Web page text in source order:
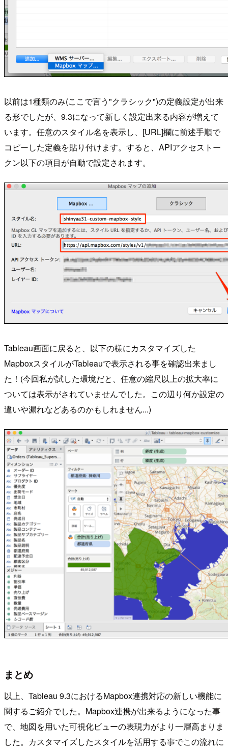
以前は1種類のみ(ここで言う"クラシック")の定義設定が出来
る形でしたが、9.3になって新しく設定出来る内容が増えて
います。任意のスタイル名を表示し、[URL]欄に前述手順で
コピーした定義を貼り付けます。すると、APIアクセストー
クン以下の項目が自動で設定されます。
Tableau画面に戻ると、以下の様にカスタマイズした
MapboxスタイルがTableauで表示される事を確認出来まし
た！(今回私が試した環境だと、任意の縮尺以上の拡大率に
ついては表示がされていませんでした。この辺り何か設定の
違いや漏れなどあるのかもしれません...)
まとめ
以上、Tableau 9.3におけるMapbox連携対応の新しい機能に
関するご紹介でした。Mapbox連携が出来るようになった事
で、地図を用いた可視化ビューの表現力がより一層高まりま
した。カスタマイズしたスタイルを活用する事でこの流れに